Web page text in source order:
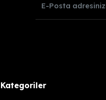
Kategoriler